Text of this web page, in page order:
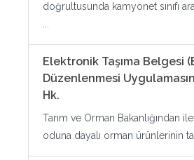
doğrultusunda kamyonet sınıfı
Elektronik Taşıma Belgesi
Düzenlenmesi
Hk.
Tarım ve Orman Bakanlığından
oduna dayalı orman ürünlerinin